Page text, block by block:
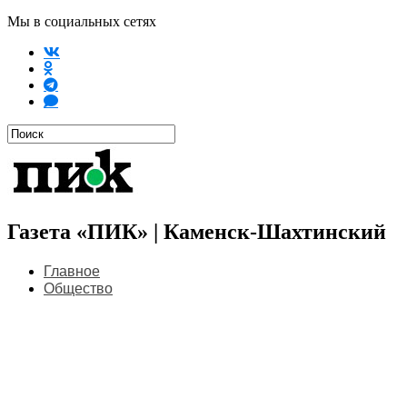
Мы в социальных сетях
Газета «ПИК» | Каменск-Шахтинский
Главное
Общество